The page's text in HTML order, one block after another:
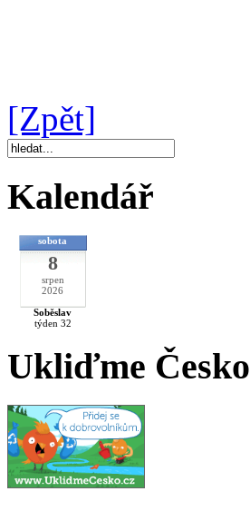
[Zpět]
Kalendář
sobota
8
srpen
2026
Soběslav
týden 32
Ukliďme Česko